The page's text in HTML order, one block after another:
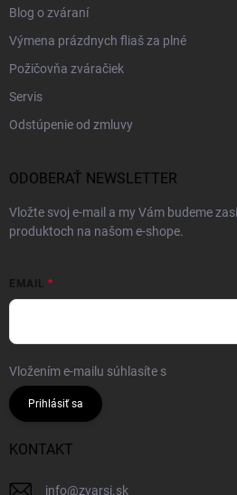
Blog o zváraní
Výmena prázdnych fliaš za plné
Požičovňa zváračiek
Servis
Odstúpenie od zmluvy
ODOBERAŤ NEWSLETTER
Vložte svoj e-mail a my Vám budeme
produktoch na našom e-shope.
EMAIL
Vložením e-mailu súhlasíte s
Prihlásiť sa
KONTAKT
info@zvarsi.sk